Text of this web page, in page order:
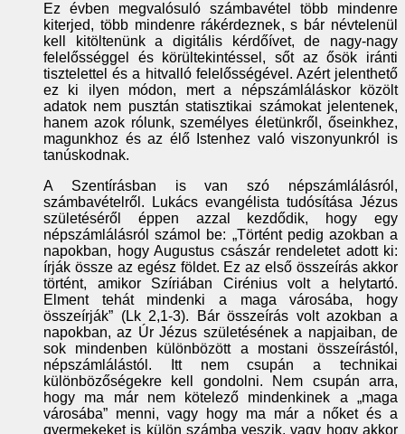
Ez évben megvalósuló számbavétel több mindenre
kiterjed, több mindenre rákérdeznek, s bár névtelenül
kell kitöltenünk a digitális kérdőívet, de nagy-nagy
felelősséggel és körültekintéssel, sőt az ősök iránti
tisztelettel és a hitvalló felelősségével. Azért jelenthető
ez ki ilyen módon, mert a népszámláláskor közölt
adatok nem pusztán statisztikai számokat jelentenek,
hanem azok rólunk, személyes életünkről, őseinkhez,
magunkhoz és az élő Istenhez való viszonyunkról is
tanúskodnak.
A Szentírásban is van szó népszámlálásról,
számbavételről. Lukács evangélista tudósítása Jézus
születéséről éppen azzal kezdődik, hogy egy
népszámlálásról számol be: „Történt pedig azokban a
napokban, hogy Augustus császár rendeletet adott ki:
írják össze az egész földet. Ez az első összeírás akkor
történt, amikor Szíriában Cirénius volt a helytartó.
Elment tehát mindenki a maga városába, hogy
összeírják” (Lk 2,1-3). Bár összeírás volt azokban a
napokban, az Úr Jézus születésének a napjaiban, de
sok mindenben különbözött a mostani összeírástól,
népszámlálástól. Itt nem csupán a technikai
különbözőségekre kell gondolni. Nem csupán arra,
hogy ma már nem kötelező mindenkinek a „maga
városába” menni, vagy hogy ma már a nőket és a
gyermekeket is külön számba veszik, vagy hogy akkor